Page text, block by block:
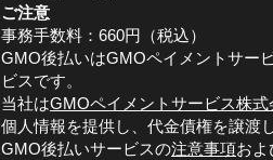
ご注意
事務手数料：660円（税込）
GMO後払いはGMOペイメントサー
ビスです。
当社はGMOペイメントサービス株式
個人情報を提供し、代金債権を譲渡
GMO後払いサービスの注意事項およ